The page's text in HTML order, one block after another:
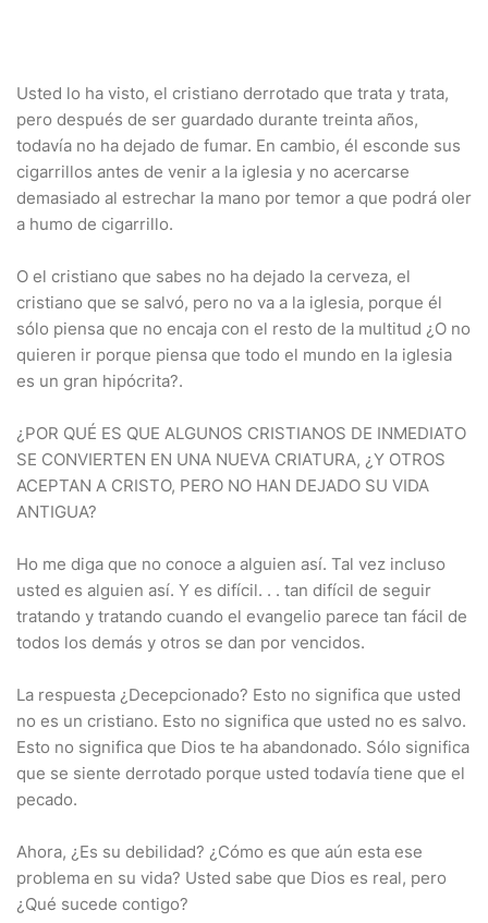
Usted lo ha visto, el cristiano derrotado que trata y trata,
pero después de ser guardado durante treinta años,
todavía no ha dejado de fumar. En cambio, él esconde sus
cigarrillos antes de venir a la iglesia y no acercarse
demasiado al estrechar la mano por temor a que podrá oler
a humo de cigarrillo.
O el cristiano que sabes no ha dejado la cerveza, el
cristiano que se salvó, pero no va a la iglesia, porque él
sólo piensa que no encaja con el resto de la multitud ¿O no
quieren ir porque piensa que todo el mundo en la iglesia
es un gran hipócrita?.
¿POR QUÉ ES QUE ALGUNOS CRISTIANOS DE INMEDIATO
SE CONVIERTEN EN UNA NUEVA CRIATURA, ¿Y OTROS
ACEPTAN A CRISTO, PERO NO HAN DEJADO SU VIDA
ANTIGUA?
Ho me diga que no conoce a alguien así. Tal vez incluso
usted es alguien así. Y es difícil. . . tan difícil de seguir
tratando y tratando cuando el evangelio parece tan fácil de
todos los demás y otros se dan por vencidos.
La respuesta ¿Decepcionado? Esto no significa que usted
no es un cristiano. Esto no significa que usted no es salvo.
Esto no significa que Dios te ha abandonado. Sólo significa
que se siente derrotado porque usted todavía tiene que el
pecado.
Ahora, ¿Es su debilidad? ¿Cómo es que aún esta ese
problema en su vida? Usted sabe que Dios es real, pero
¿Qué sucede contigo?